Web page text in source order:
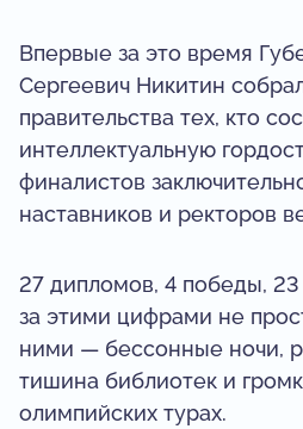
Впервые за это время
Сергеевич Никитин
правительства тех, кто
интеллектуальную
финалистов
наставников и ректоров
27 дипломов, 4 победы,
за этими цифрами не
ними — бессонные ночи,
тишина библиотек и
олимпийских турах.